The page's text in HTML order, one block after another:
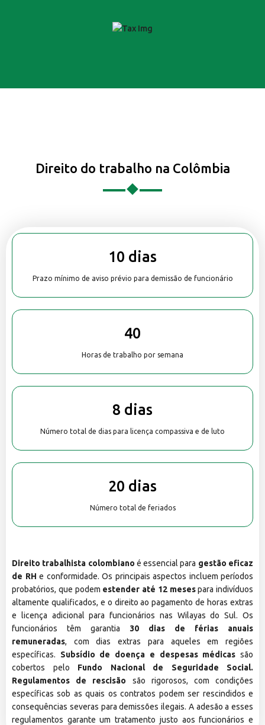
Direito do trabalho na Colômbia
10 dias
Prazo mínimo de aviso prévio para demissão de funcionário
40
Horas de trabalho por semana
8 dias
Número total de dias para licença compassiva e de luto
20 dias
Número total de feriados
Direito trabalhista colombiano é essencial para gestão eficaz
de RH e conformidade. Os principais aspectos incluem períodos
probatórios, que podem estender até 12 mesespara indivíduos
altamente qualificados, e o direito ao pagamento de horas extras
e licença adicional para funcionários nas Wilayas do Sul. Os
funcionários têm garantia 30 dias de férias anuais
remuneradas, com dias extras para aqueles em regiões
específicas. Subsídio de doença e despesas médicas são
cobertos pelo Fundo Nacional de Seguridade Social.
Regulamentos de rescisão são rigorosos, com condições
específicas sob as quais os contratos podem ser rescindidos e
consequências severas para demissões ilegais. A adesão a esses
regulamentos garante um tratamento justo aos funcionários e